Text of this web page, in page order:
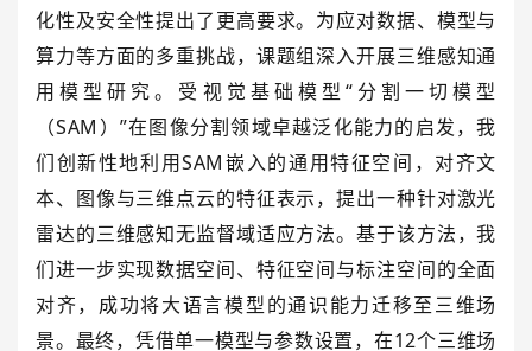
化性及安全性提出了更高要求。为应对数据、模型与
算力等方面的多重挑战，课题组深入开展三维感知通
用模型研究。受视觉基础模型“分割一切模型
（SAM）”在图像分割领域卓越泛化能力的启发，我
们创新性地利用SAM嵌入的通用特征空间，对齐文
本、图像与三维点云的特征表示，提出一种针对激光
雷达的三维感知无监督域适应方法。基于该方法，我
们进一步实现数据空间、特征空间与标注空间的全面
对齐，成功将大语言模型的通识能力迁移至三维场
景。最终，凭借单一模型与参数设置，在12个三维场